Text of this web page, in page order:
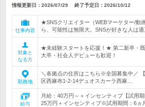
情報更新日：2026/07/29 終了予定日： 2026/10/12
仕事内容
★SNSクリエイター（WEBマーケター/動
ら、可能性は無限大。SNSが好きな人は適
対象と
なる方
★未経験スタートを応援！★ 第二新卒・
大卒・社会人デビューも歓迎！
勤務地
＼各拠点の住所はこちら※全国募集中／
区西麻布1-2-14デュオスカーラ西麻…
給与
月給：40万円～＋インセンティブ【試用
25万円＋インセンティブ※試用期間：6ヵ